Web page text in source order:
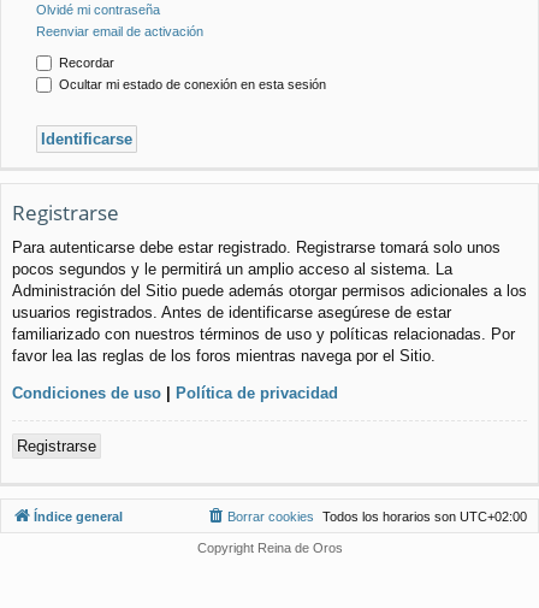
Olvidé mi contraseña
Reenviar email de activación
Recordar
Ocultar mi estado de conexión en esta sesión
Registrarse
Para autenticarse debe estar registrado. Registrarse tomará solo unos
pocos segundos y le permitirá un amplio acceso al sistema. La
Administración del Sitio puede además otorgar permisos adicionales a los
usuarios registrados. Antes de identificarse asegúrese de estar
familiarizado con nuestros términos de uso y políticas relacionadas. Por
favor lea las reglas de los foros mientras navega por el Sitio.
Condiciones de uso | Política de privacidad
Registrarse
Índice general Todos los horarios son UTC+02:00
Borrar cookies
Copyright Reina de Oros